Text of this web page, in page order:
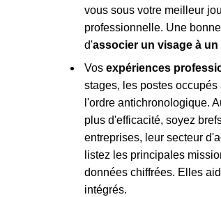
vous sous votre meilleur
professionnelle. Une
d'associer un visage à
Vosexpériences
stages, les postes
l'ordre antichronologique.
plus d'efficacité, soyez
entreprises, leur secteur
listez les principales
données chiffrées. Elles
intégrés.